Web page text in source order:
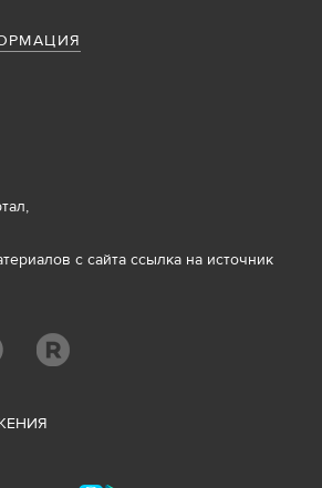
с сайта ссылка на источник